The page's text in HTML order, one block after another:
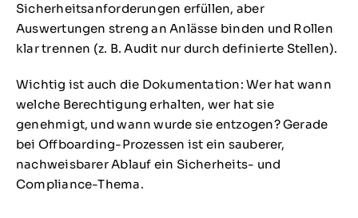
Sicherheitsanforderungen erfüllen, aber
Auswertungen streng an Anlässe binden und Rollen
klar trennen (z. B. Audit nur durch definierte Stellen).
Wichtig ist auch die Dokumentation: Wer hat wann
welche Berechtigung erhalten, wer hat sie
genehmigt, und wann wurde sie entzogen? Gerade
bei Offboarding-Prozessen ist ein sauberer,
nachweisbarer Ablauf ein Sicherheits- und
Compliance-Thema.